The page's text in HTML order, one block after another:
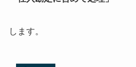
します。